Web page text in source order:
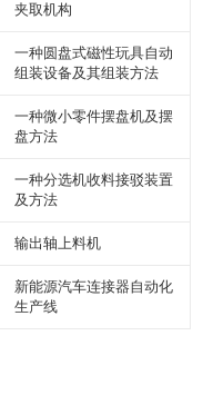
夹取机构
一种圆盘式磁性玩具自动
组装设备及其组装方法
一种微小零件摆盘机及摆
盘方法
一种分选机收料接驳装置
及方法
输出轴上料机
新能源汽车连接器自动化
生产线